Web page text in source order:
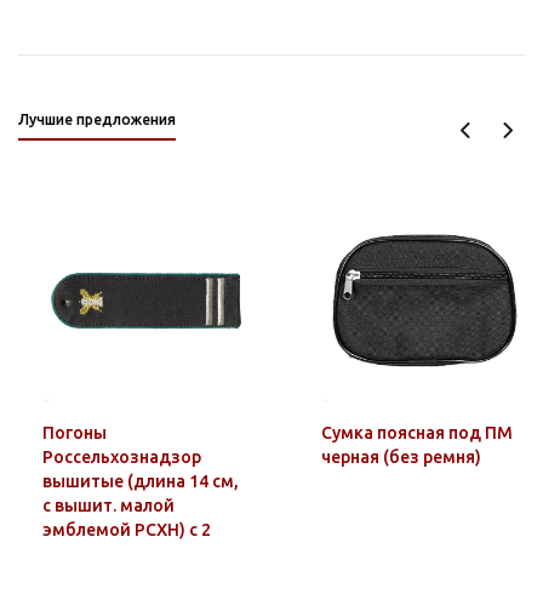
Лучшие предложения
Погоны
Россельхознадзор
вышитые (длина 14 см,
с вышит. малой
эмблемой РСХН) с 2
Сумка поясная под ПМ
черная (без ремня)